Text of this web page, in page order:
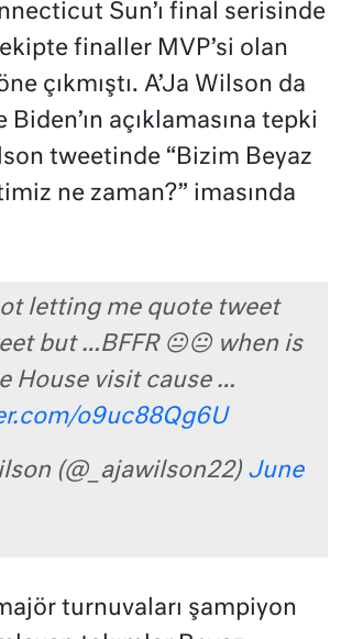
Sun’ı final serisinde
finaller MVP’si olan
çıkmıştı. A’Ja Wilson da
Biden’ın açıklamasına tepki
tweetinde “Bizim Beyaz
ne zaman?” imasında
letting me quote tweet
but …BFFR 😐😐 when is
House visit cause …
o9uc88Qg6U
(@_ajawilson22) June
turnuvaları şampiyon